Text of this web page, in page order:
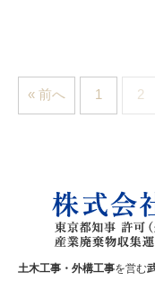
« 前へ 1 2
土木工事・外構工事を営む